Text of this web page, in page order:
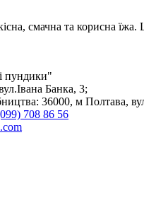
смачна та корисна
пундики"
Банка, 3;
36000, м Полтава,
708 86 56